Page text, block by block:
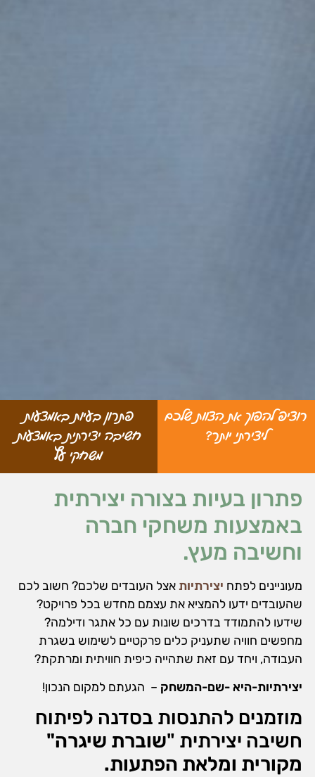
רוציפ להפוך את הצוות שלכם
ליצירתי יותר?
פתרון בעיות באמצעות
חשיבה יצירתית באמצעות
משחקי עץ
פתרון בעיות בצורה יצירתית
באמצעות משחקי חברה
וחשיבה מעץ.
מעוניינים לפתח יצירתיותאצל העובדים שלכם? חשוב לכם
שהעובדים ידעו להמציא את עצמם מחדש בכל פרויקט?
שידעו להתמודד בדרכים שונות עם כל אתגר ודילמה?
מחפשים חוויה שתעניק כלים פרקטיים לשימוש בשגרת
העבודה, ויחד עם זאת שתהייה כיפית חוויתית ומרתקת?
יצירתיות-היא -שם-המשחק – הגעתם למקום הנכון!
מוזמנים להתנסות בסדנה לפיתוח
חשיבה יצירתית "שוברת שיגרה"
מקורית ומלאת הפתעות.